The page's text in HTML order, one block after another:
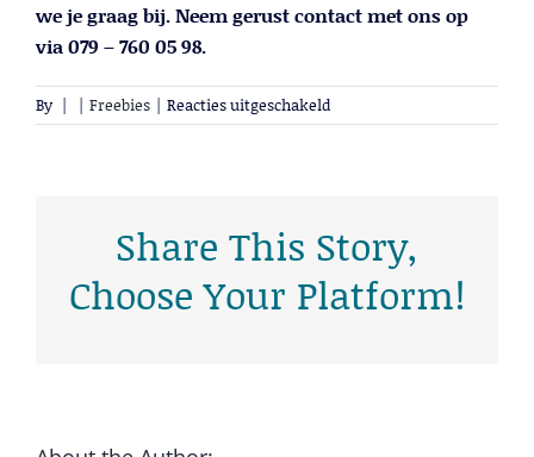
we je graag bij. Neem gerust contact met ons op
via 079 – 760 05 98.
By | | Freebies | Reacties uitgeschakeld
Hoe
helpen
aan
meer
Share This Story,
Choose Your Platform!